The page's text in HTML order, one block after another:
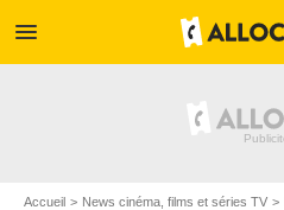
menu
Accueil News cinéma, films et séries TV